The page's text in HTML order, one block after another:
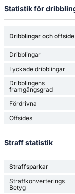
Statistik för
Dribblingar och offside
Dribblingar
Lyckade dribblingar
Dribblingens
framgångsgrad
Fördrivna
Offsides
Straff statistik
Straffsparkar
Straffkonverterings
Betyg